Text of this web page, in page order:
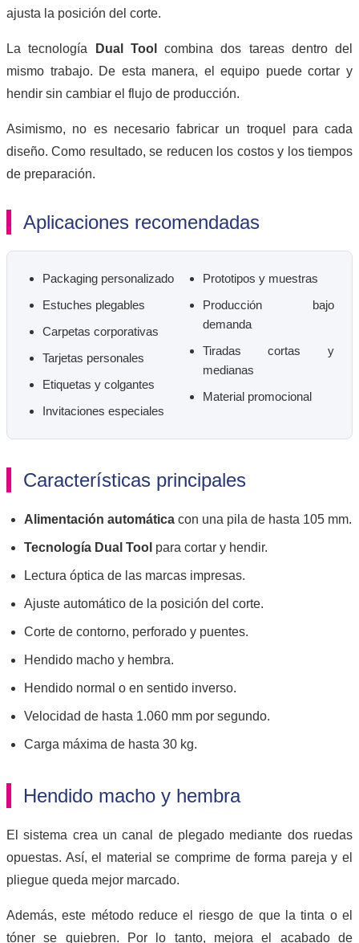
ajusta la posición del corte.
La tecnología Dual Tool
combina dos tareas dentro del
mismo trabajo. De esta manera, el equipo puede cortar y
hendir sin cambiar el flujo de producción.
Asimismo, no es necesario fabricar un troquel para cada
diseño. Como resultado, se reducen los costos y los tiempos
de preparación.
Aplicaciones recomendadas
Packaging personalizado
Estuches plegables
Carpetas corporativas
Tarjetas personales
Etiquetas y colgantes
Invitaciones especiales
Prototipos y muestras
Producción bajo
demanda
Tiradas cortas y
medianas
Material promocional
Características principales
Alimentación automática con una pila de hasta 105 mm.
Tecnología Dual Tool para cortar y hendir.
Lectura óptica de las marcas impresas.
Ajuste automático de la posición del corte.
Corte de contorno, perforado y puentes.
Hendido macho y hembra.
Hendido normal o en sentido inverso.
Velocidad de hasta 1.060 mm por segundo.
Carga máxima de hasta 30 kg.
Hendido macho y hembra
El sistema crea un canal de plegado mediante dos ruedas
opuestas. Así, el material se comprime de forma pareja y el
pliegue queda mejor marcado.
Además, este método reduce el riesgo de que la tinta o el
tóner se quiebren. Por lo tanto, mejora el acabado de